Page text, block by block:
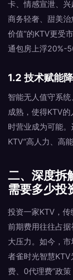
卡、情感宣泄、兴
商务轻奢、甜美
价值”的KTV更受
通包房上浮20%-
1.2 技术赋能
智能无人值守系
成熟，使得KTV
时营业成为可能
KTV“高人力、高
二、深度拆
需要多少投
投资一家KTV，
前期费用往往占
大压力。如今，
者雀时光智慧
费、0代理费”政